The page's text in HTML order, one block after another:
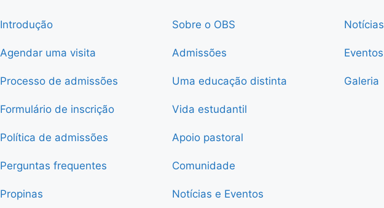
Introdução
Agendar uma visita
Processo de admissões
Formulário de inscrição
Política de admissões
Perguntas frequentes
Propinas
Sobre o OBS
Admissões
Uma educação distinta
Vida estudantil
Apoio pastoral
Comunidade
Notícias e Eventos
Notícias
Eventos
Galeria